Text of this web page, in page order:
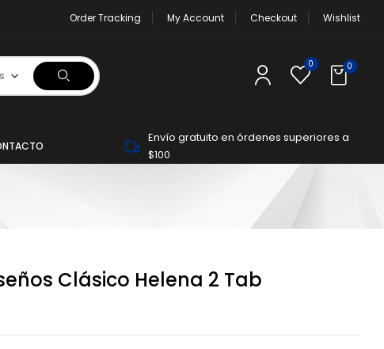
Order Tracking My Account Checkout Wishlist
0 0
Envío gratuito en órdenes superiores a
$100
Clásico Helena 2 Tab